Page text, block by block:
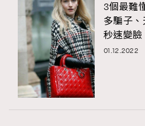
本人已詳閱並同意遵守本
(nmg.com.hk/privacy
本人願意接收新傳媒集團的最新
3個最難
多騙子
秒速變臉
01.12.2022